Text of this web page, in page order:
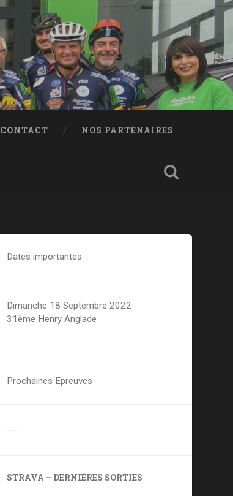
CONTACT NOS PARTENAIRES
Dates importantes
Dimanche 18 Septembre 2022
31ème Henry Anglade
Prochaines Epreuves
---
STRAVA – DERNIÈRES SORTIES